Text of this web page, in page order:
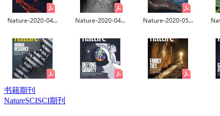
书籍期刊
NatureSCISCI期刊